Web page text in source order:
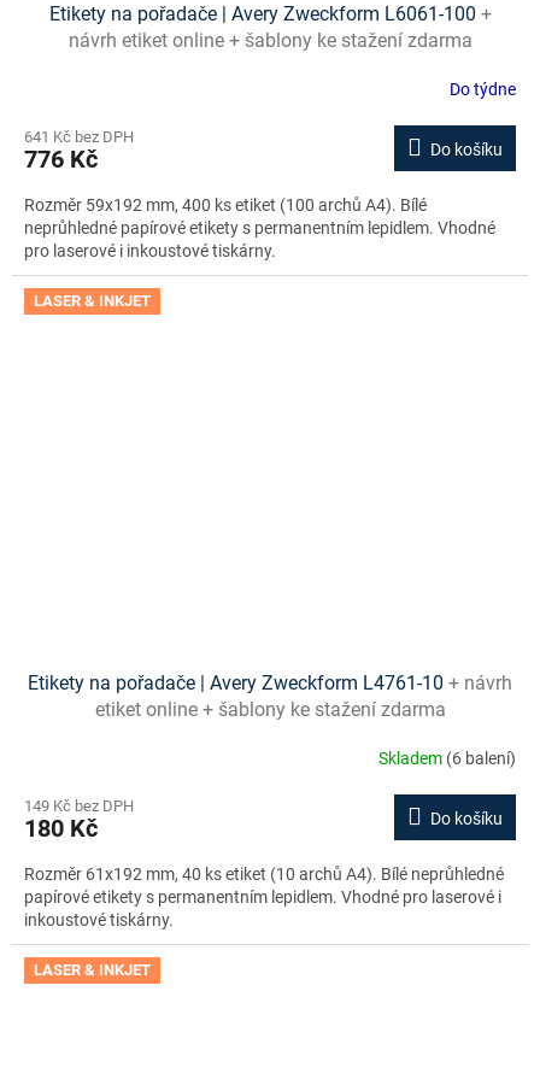
Etikety na pořadače | Avery Zweckform L6061-100 +
návrh etiket online + šablony ke stažení zdarma
Do týdne
641 Kč bez DPH
776 Kč Do košíku
Rozměr 59x192 mm, 400 ks etiket (100 archů A4). Bílé
neprůhledné papírové etikety s permanentním lepidlem. Vhodné
pro laserové i inkoustové tiskárny.
LASER & INKJET
Etikety na pořadače | Avery Zweckform L4761-10 + návrh
etiket online + šablony ke stažení zdarma
Skladem (6 balení)
149 Kč bez DPH
180 Kč Do košíku
Rozměr 61x192 mm, 40 ks etiket (10 archů A4). Bílé neprůhledné
papírové etikety s permanentním lepidlem. Vhodné pro laserové i
inkoustové tiskárny.
LASER & INKJET